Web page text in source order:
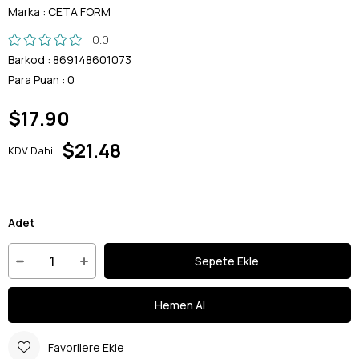
Marka : CETA FORM
0.0
Barkod : 869148601073
Para Puan : 0
$17.90
KDV Dahil $21.48
Adet
Favorilere Ekle